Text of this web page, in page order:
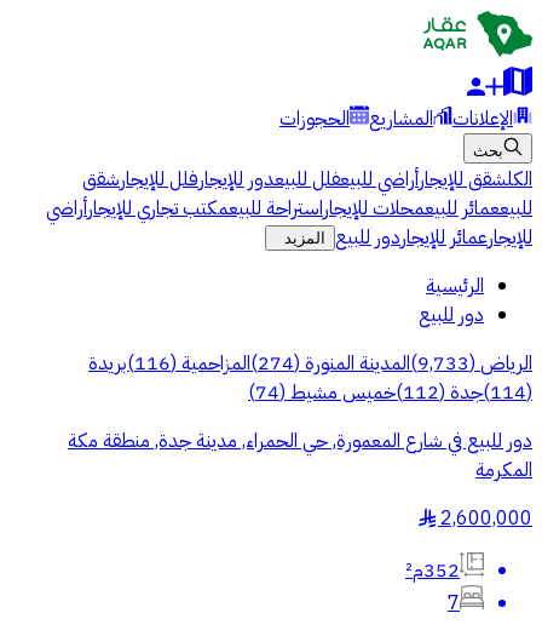
الإعلانات المشاريع الحجوزات
بحث
الكلشقق للإيجارأراضي للبيعفلل للبيعدور للإيجارفلل للإيجارشقق
للبيععمائر للبيعمحلات للإيجاراستراحة للبيعمكتب تجاري للإيجارأراضي
للإيجارعمائر للإيجاردور للبيع المزيد
الرئيسية
دور للبيع
الرياض(
9,733
)المدينة المنورة(
274
)المزاحمية(
116
)بريدة
(
114
)جدة(
112
)خميس مشيط(
74
)
دور للبيع في شارع المعمورة, حي الحمراء, مدينة جدة, منطقة مكة
المكرمة
2,600,000
§
352م²
7